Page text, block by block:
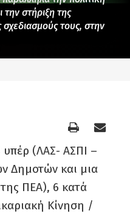
στήριξη της
τους, στην
(ΛΑΣ- ΑΣΠΙ –
Δημοτών και μια
ΠΕΑ), 6 κατά
Κίνηση /